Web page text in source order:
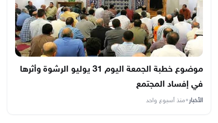
موضوع خطبة الجمعة اليوم 31 يوليو الرشوة وأثرها
في إفساد المجتمع
الأخبار•منذ أسبوع واحد